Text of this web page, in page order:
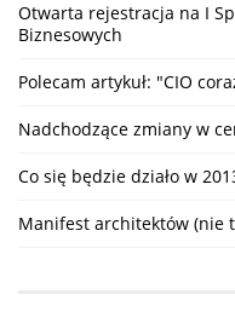
Otwarta rejestracja na I
Biznesowych
Polecam artykuł: "CIO
Nadchodzące zmiany w
Co się będzie działo w
Manifest architektów (nie